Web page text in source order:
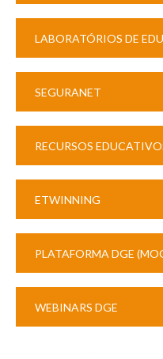
LABORATÓRIOS DE
SEGURANET
RECURSOS
ETWINNING
PLATAFORMA DGE
WEBINARS DGE